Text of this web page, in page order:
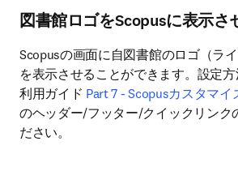
図書館ロゴをScopusに表示さ
Scopusの画面に自図書館のロゴ（ライ
を表示させることができます。設定
利用ガイド Part 7 - Scopusカスタマイ
のヘッダー/フッター/クイックリンク
ださい。